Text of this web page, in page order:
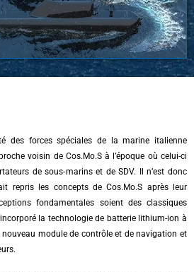
des forces spéciales de la marine italienne
voisin de Cos.Mo.S à l’époque où celui-ci
de sous-marins et de SDV. Il n’est donc
repris les concepts de Cos.Mo.S après leur
fondamentales soient des classiques
la technologie de batterie lithium-ion à
module de contrôle et de navigation et